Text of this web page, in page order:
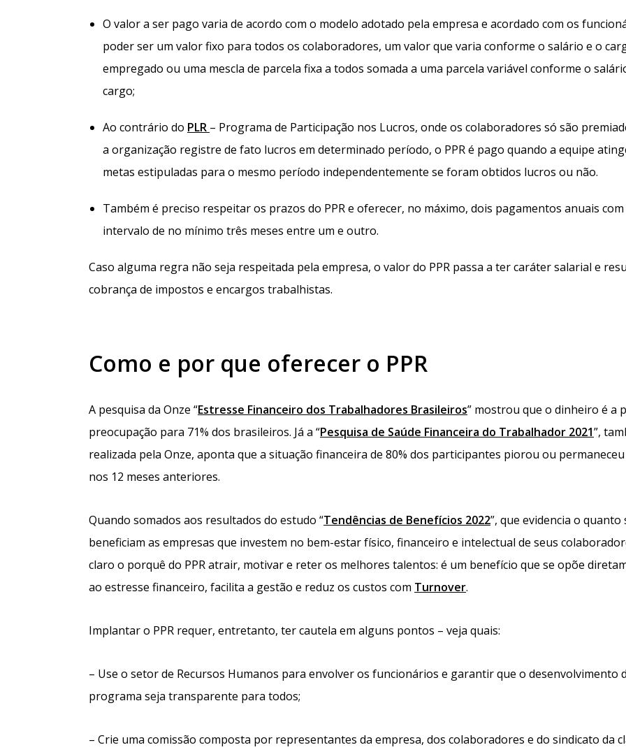
O valor a ser pago varia de acordo com o modelo adotado pela empresa e acordado com os
poder ser um valor fixo para todos os colaboradores, um valor que varia conforme o salário e o
empregado ou uma mescla de parcela fixa a todos somada a uma parcela variável conforme o
cargo;
Ao contrário do PLR – Programa de Participação nos Lucros, onde os colaboradores só são
a organização registre de fato lucros em determinado período, o PPR é pago quando a equipe
metas estipuladas para o mesmo período independentemente se foram obtidos lucros ou não.
Também é preciso respeitar os prazos do PPR e oferecer, no máximo, dois pagamentos anuais
intervalo de no mínimo três meses entre um e outro.
Caso alguma regra não seja respeitada pela empresa, o valor do PPR passa a ter caráter salarial e
cobrança de impostos e encargos trabalhistas.
Como e por que oferecer o PPR
A pesquisa da Onze “Estresse Financeiro dos Trabalhadores Brasileiros” mostrou que o dinheiro é a
preocupação para 71% dos brasileiros. Já a “Pesquisa de Saúde Financeira do Trabalhador 2021”,
realizada pela Onze, aponta que a situação financeira de 80% dos participantes piorou ou
nos 12 meses anteriores.
Quando somados aos resultados do estudo “Tendências de Benefícios 2022”, que evidencia o quanto
beneficiam as empresas que investem no bem-estar físico, financeiro e intelectual de seus
claro o porquê do PPR atrair, motivar e reter os melhores talentos: é um benefício que se opõe
ao estresse financeiro, facilita a gestão e reduz os custos com Turnover.
Implantar o PPR requer, entretanto, ter cautela em alguns pontos – veja quais:
– Use o setor de Recursos Humanos para envolver os funcionários e garantir que o desenvolvimento
programa seja transparente para todos;
– Crie uma comissão composta por representantes da empresa, dos colaboradores e do sindicato da